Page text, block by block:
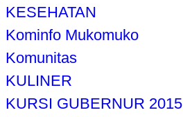
KESEHATAN
Kominfo Mukomuko
Komunitas
KULINER
KURSI GUBERNUR 2015